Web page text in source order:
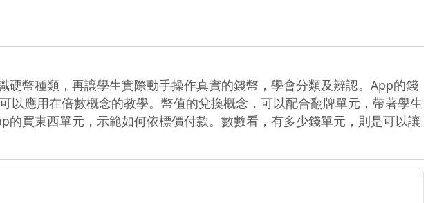
幣種類，再讓學生實際動手操作真實的錢幣，學會分類及辨認。App的錢
應用在倍數概念的教學。幣值的兌換概念，可以配合翻牌單元，帶著學生
買東西單元，示範如何依標價付款。數數看，有多少錢單元，則是可以讓